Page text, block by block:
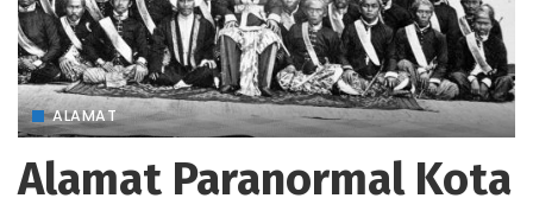
ALAMAT
Alamat Paranormal Kota